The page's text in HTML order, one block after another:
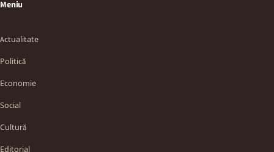
Meniu
Actualitate
Politică
Economie
Social
Cultură
Editorial